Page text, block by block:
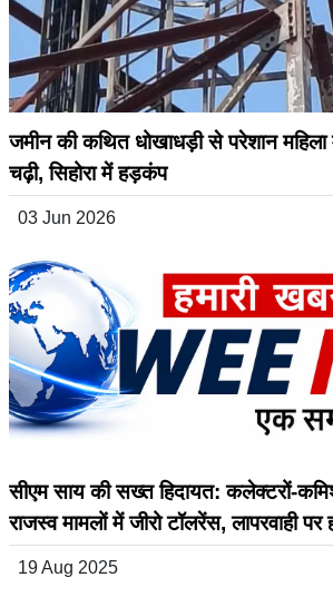
जमीन की कथित धोखाधड़ी से परेशान महिला
चढ़ी, सिहोरा में हड़कंप
03 Jun 2026
सीएम साय की सख्त हिदायत: कलेक्टरों-
राजस्व मामलों में जीरो टॉलरेंस, लापरवाही पर
19 Aug 2025